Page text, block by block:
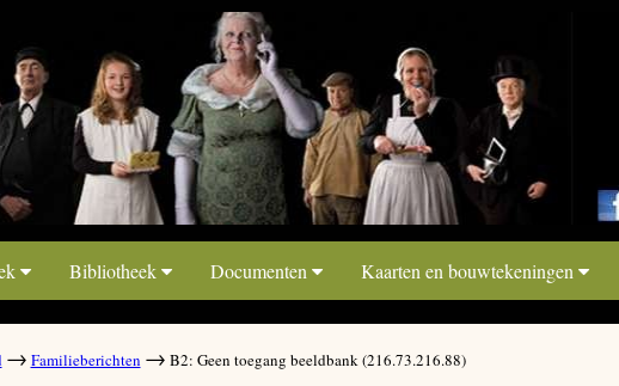
Bibliotheek Documenten Kaarten en bouwtekeningen
→ Familieberichten → B2: Geen toegang beeldbank (216.73.216.88)